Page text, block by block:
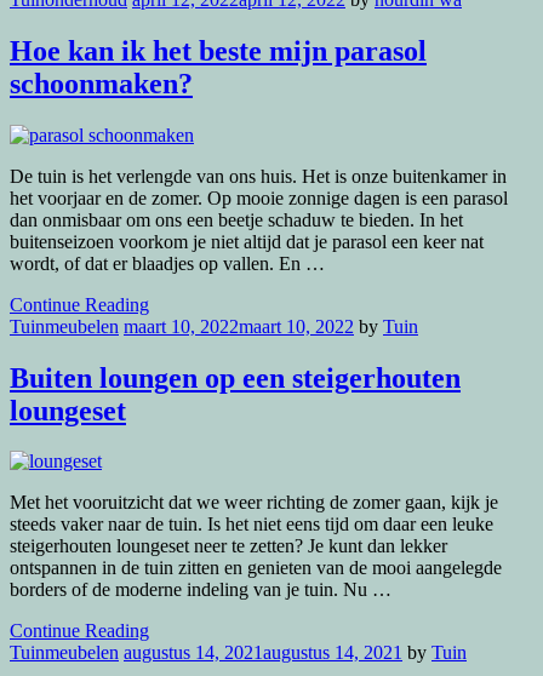
Hoe kan ik het beste mijn parasol
schoonmaken?
De tuin is het verlengde van ons huis. Het is onze buitenkamer in
het voorjaar en de zomer. Op mooie zonnige dagen is een parasol
dan onmisbaar om ons een beetje schaduw te bieden. In het
buitenseizoen voorkom je niet altijd dat je parasol een keer nat
wordt, of dat er blaadjes op vallen. En …
Continue Reading
Tuinmeubelen maart 10, 2022maart 10, 2022 by Tuin
Buiten loungen op een steigerhouten
loungeset
Met het vooruitzicht dat we weer richting de zomer gaan, kijk je
steeds vaker naar de tuin. Is het niet eens tijd om daar een leuke
steigerhouten loungeset neer te zetten? Je kunt dan lekker
ontspannen in de tuin zitten en genieten van de mooi aangelegde
borders of de moderne indeling van je tuin. Nu …
Continue Reading
Tuinmeubelen augustus 14, 2021augustus 14, 2021 by Tuin